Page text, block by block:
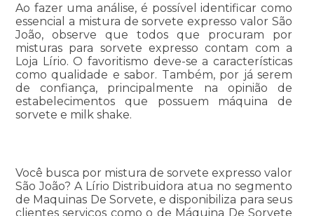
Ao fazer uma análise, é possível identificar como
essencial a mistura de sorvete expresso valor São
João, observe que todos que procuram por
misturas para sorvete expresso contam com a
Loja Lírio. O favoritismo deve-se a características
como qualidade e sabor. Também, por já serem
de confiança, principalmente na opinião de
estabelecimentos que possuem máquina de
sorvete e milk shake.
Você busca por mistura de sorvete expresso valor
São João? A Lírio Distribuidora atua no segmento
de Maquinas De Sorvete, e disponibiliza para seus
clientes serviços como o de Máquina De Sorvete